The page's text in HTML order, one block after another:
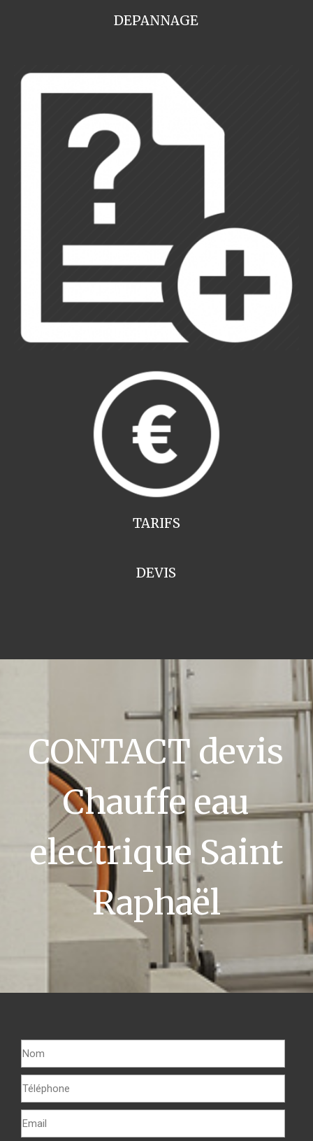
DEPANNAGE
TARIFS
DEVIS
CONTACT devis
Chauffe eau
electrique Saint
Raphaël